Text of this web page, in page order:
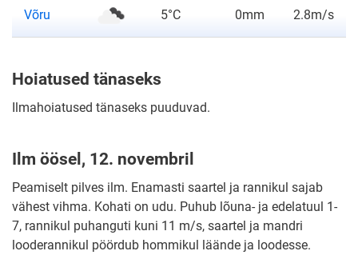
Võru 5°C 0mm 2.8m/s
Hoiatused tänaseks
Ilmahoiatused tänaseks puuduvad.
Ilm öösel, 12. novembril
Peamiselt pilves ilm. Enamasti saartel ja rannikul sajab
vähest vihma. Kohati on udu. Puhub lõuna- ja edelatuul 1-
7, rannikul puhanguti kuni 11 m/s, saartel ja mandri
looderannikul pöördub hommikul läände ja loodesse.